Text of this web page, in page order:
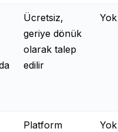
Ücretsiz,
geriye dönük
olarak talep
edilir
Yok
Platform
Yok